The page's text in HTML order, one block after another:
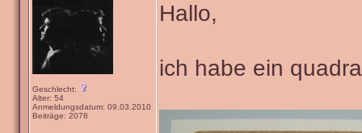
Geschlecht:
Alter: 54
Anmeldungsdatum: 09.03.2010
Beiträge: 2078
Hallo,
ich habe ein